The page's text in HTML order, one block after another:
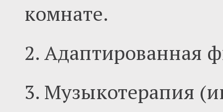
комнате.
2. Адаптированная
3. Музыкотерапия